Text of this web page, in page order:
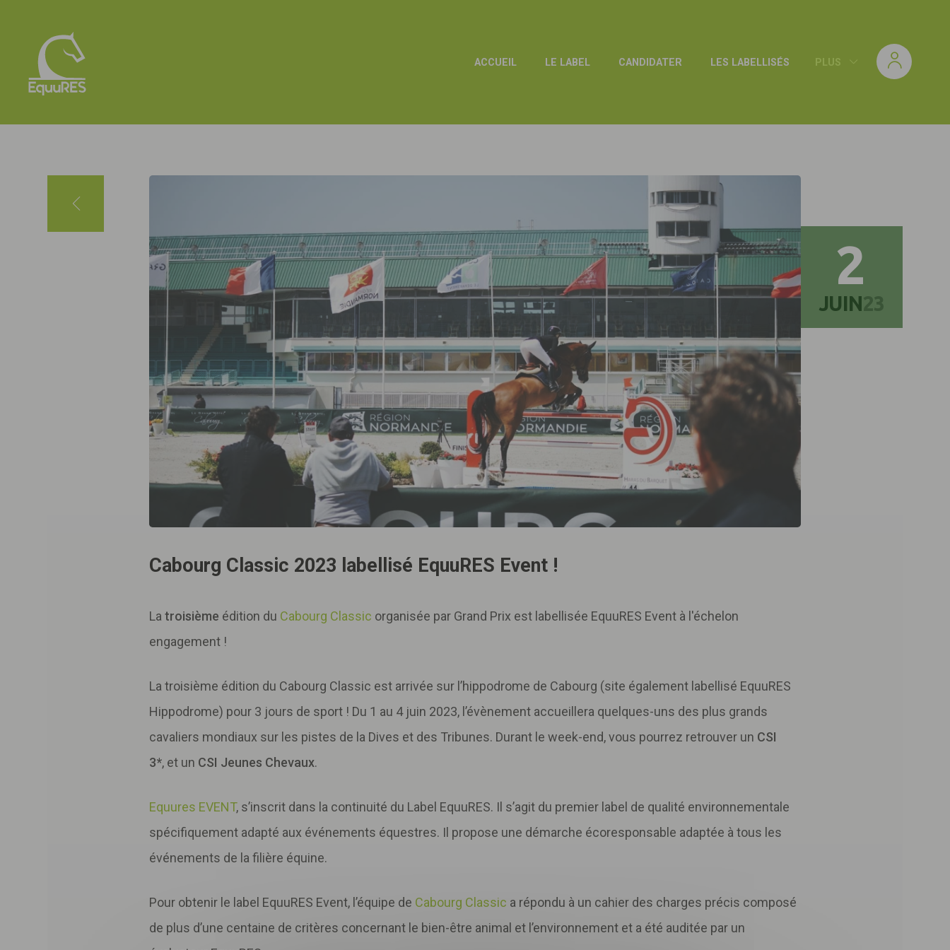
ACCUEIL LE LABEL CANDIDATER LES LABELLISÉS PLUS
2
JUIN23
Cabourg Classic 2023 labellisé EquuRES Event !
Latroisième édition du Cabourg Classic organisée par Grand Prix est labellisée EquuRES Event à l'échelon
engagement !
La troisième édition du Cabourg Classic est arrivée sur l’hippodrome de Cabourg (site également labellisé EquuRES
Hippodrome) pour 3 jours de sport ! Du 1 au 4 juin 2023, l’évènement accueillera quelques-uns des plus grands
cavaliers mondiaux sur les pistes de la Dives et des Tribunes. Durant le week-end, vous pourrez retrouver un CSI
3*, et un CSI Jeunes Chevaux.
Equures EVENT, s’inscrit dans la continuité du Label EquuRES. Il s’agit du premier label de qualité environnementale
spécifiquement adapté aux événements équestres. Il propose une démarche écoresponsable adaptée à tous les
événements de la filière équine.
Pour obtenir le label EquuRES Event, l’équipe de Cabourg Classic a répondu à un cahier des charges précis composé
de plus d’une centaine de critères concernant le bien-être animal et l’environnement et a été auditée par un
Télécharger votre fichier